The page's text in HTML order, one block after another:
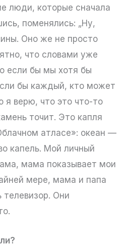
люди, которые сначала
поменялись: „Ну,
Оно же не просто
что словами уже
если бы мы хотя бы
бы каждый, кто может
я верю, что это что-то
точит. Это капля
атласе»: океан —
капель. Мой личный
мама показывает мои
мере, мама и папа
телевизор. Они